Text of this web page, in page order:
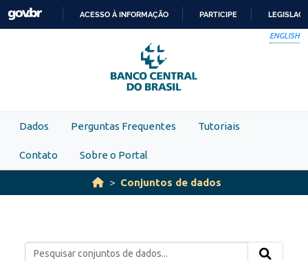
Skip to main content
PARA
O
CONTEÚDO
ACESSO À INFORMAÇÃO PARTICIPE
ENGLISH
Dados Perguntas Frequentes Tutoriais
Contato Sobre o Portal
Conjuntos de dados